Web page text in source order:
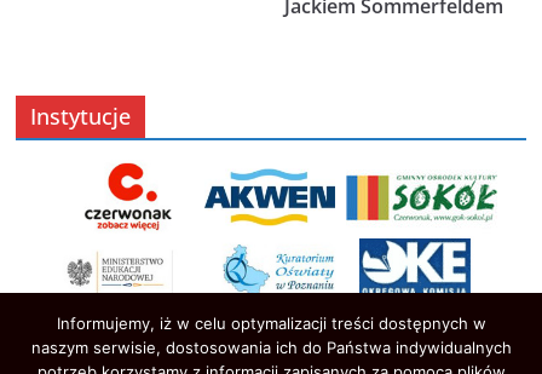
Jackiem Sommerfeldem
Instytucje
Informujemy, iż w celu optymalizacji treści dostępnych w
naszym serwisie, dostosowania ich do Państwa indywidualnych